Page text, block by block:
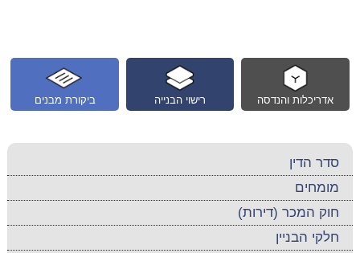
ביקורת מבנים רישוי הבנייה אדריכלות והנדסה
סדר הדין
מומחים
חוק המכר (דירות)
חלקי הבניין